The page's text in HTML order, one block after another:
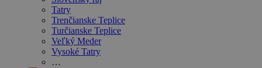
Tatry
Trenčianske Teplice
Turčianske Teplice
Veľký Meder
Vysoké Tatry
…